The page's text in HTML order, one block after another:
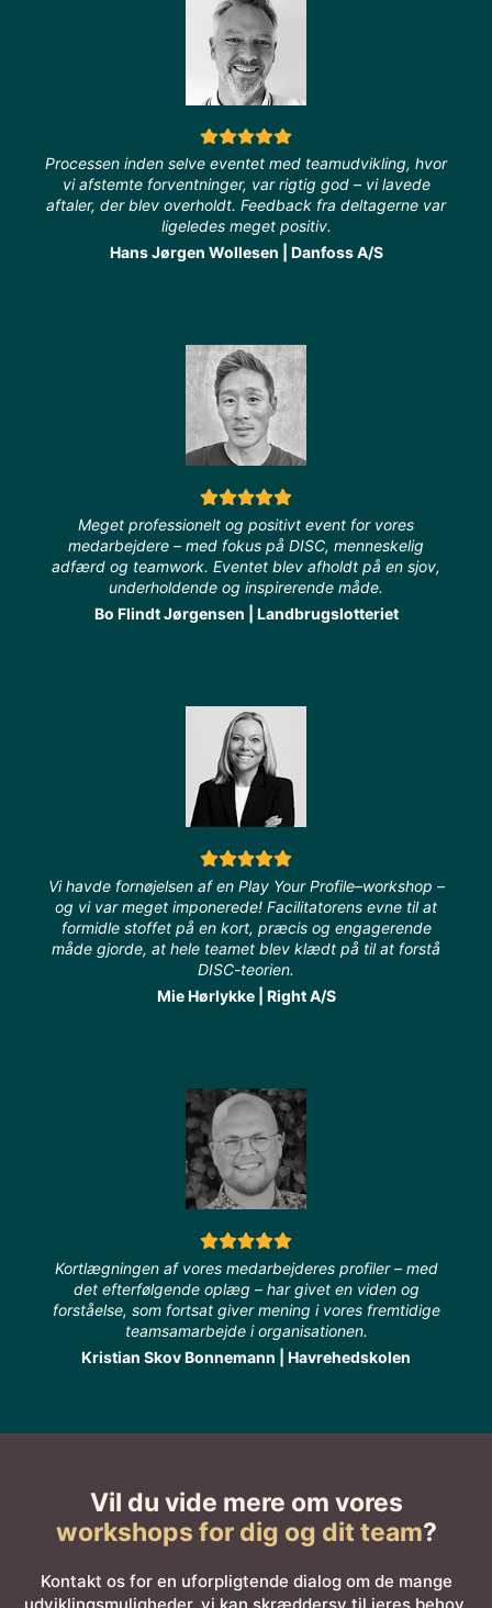
Processen inden selve eventet med teamudvikling, hvor
vi afstemte forventninger, var rigtig god – vi lavede
aftaler, der blev overholdt. Feedback fra deltagerne var
ligeledes meget positiv.
Hans Jørgen Wollesen | Danfoss A/S
Meget professionelt og positivt event for vores
medarbejdere – med fokus på DISC, menneskelig
adfærd og teamwork. Eventet blev afholdt på en sjov,
underholdende og inspirerende måde.
Bo Flindt Jørgensen | Landbrugslotteriet
Vi havde fornøjelsen af en Play Your Profile–workshop –
og vi var meget imponerede! Facilitatorens evne til at
formidle stoffet på en kort, præcis og engagerende
måde gjorde, at hele teamet blev klædt på til at forstå
DISC-teorien.
Mie Hørlykke | Right A/S
Kortlægningen af vores medarbejderes profiler – med
det efterfølgende oplæg – har givet en viden og
forståelse, som fortsat giver mening i vores fremtidige
teamsamarbejde i organisationen.
Kristian Skov Bonnemann | Havrehedskolen
Vil du vide mere om vores
workshops for dig og dit team?
Kontakt os for en uforpligtende dialog om de mange